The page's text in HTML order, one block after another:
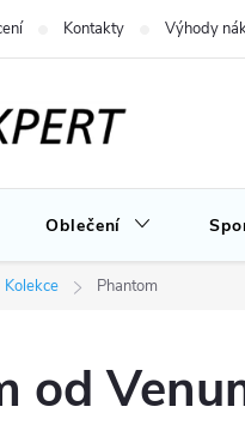
Kontakty Výhody
Oblečení
Kolekce Phantom
od